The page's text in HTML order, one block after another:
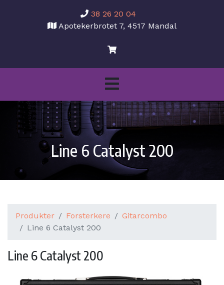
38 26 20 04
Apotekerbrotet 7, 4517 Mandal
Line 6 Catalyst 200
Produkter Forsterkere
Gitarcombo
Line 6 Catalyst 200
Line 6 Catalyst 200